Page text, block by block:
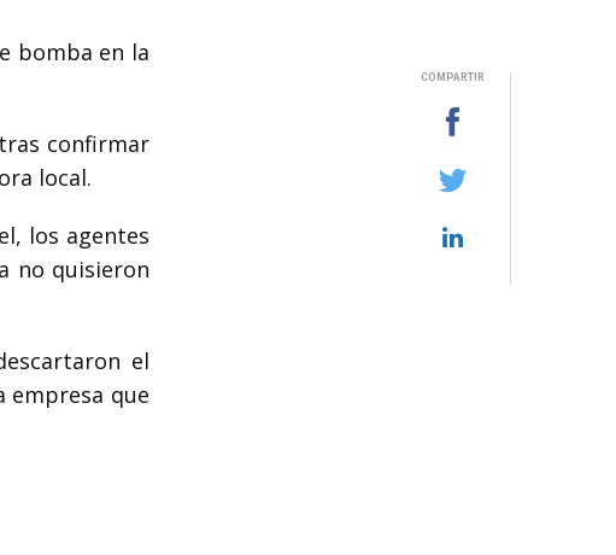
bomba en la
confirmar
local.
los agentes
no quisieron
el
empresa que
COMPARTIR